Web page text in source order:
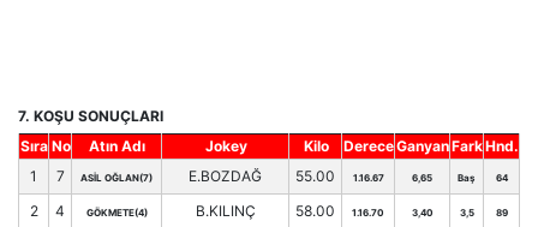
7. KOŞU SONUÇLARI
Sıra No Atın Adı Jokey Kilo DereceGanyanFarkHnd.
1
7 ASİL OĞLAN(7) E.BOZDAĞ 55.00 1.16.67 6,65 Baş 64
2 4 GÖKMETE(4) B.KILINÇ 58.00 1.16.70 3,40
3,5
89